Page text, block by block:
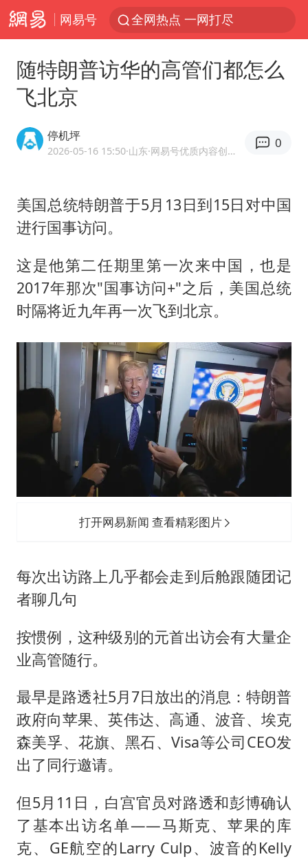
网易号 全网热点 一网打尽
随特朗普访华的高管们都怎么
飞北京
停机坪
2026-05-16 15:50·山东 ·网易号优质内容创作者
0
美国总统特朗普于5月13日到15日对中国
进行国事访问。
这是他第二任期里第一次来中国，也是
2017年那次"国事访问+"之后，美国总统
时隔将近九年再一次飞到北京。
打开网易新闻 查看精彩图片
每次出访路上几乎都会走到后舱跟随团记
者聊几句
按惯例，这种级别的元首出访会有大量企
业高管随行。
最早是路透社5月7日放出的消息：特朗普
政府向苹果、英伟达、高通、波音、埃克
森美孚、花旗、黑石、Visa等公司CEO发
出了同行邀请。
但5月11日，白宫官员对路透和彭博确认
了基本出访名单——马斯克、苹果的库
克、GE航空的Larry Culp、波音的Kelly